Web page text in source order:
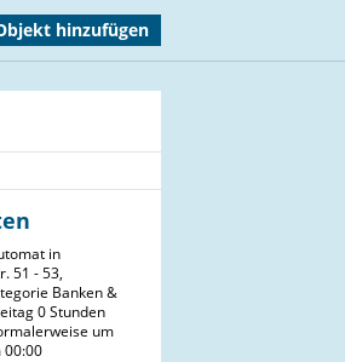
hinzufügen
in
51 - 53,
Banken &
0 Stunden
um
00:00